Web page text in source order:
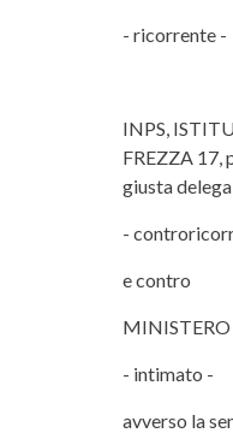
- ricorrente -
INPS,
FREZZA 17,
giusta
-
e contro
MINISTERO
- intimato -
avverso la